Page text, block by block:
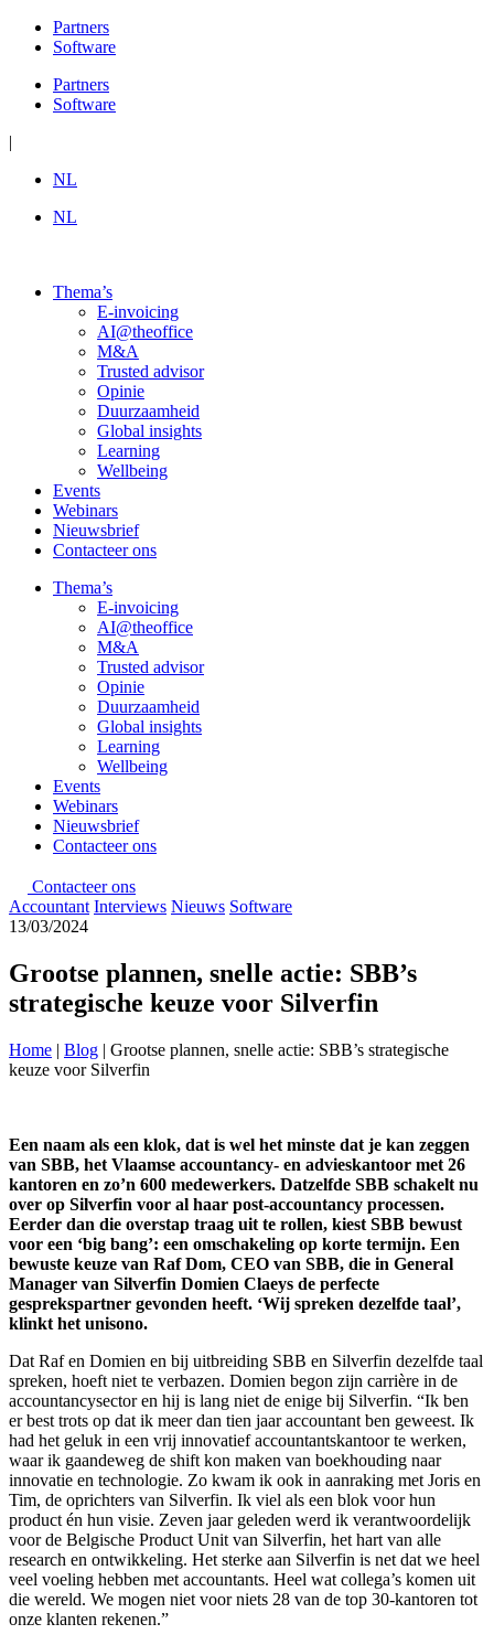
naar
inhoud
Partners
Software
Partners
Software
|
NL
NL
Thema’s
E-invoicing
AI@theoffice
M&A
Trusted advisor
Opinie
Duurzaamheid
Global insights
Learning
Wellbeing
Events
Webinars
Nieuwsbrief
Contacteer ons
Thema’s
E-invoicing
AI@theoffice
M&A
Trusted advisor
Opinie
Duurzaamheid
Global insights
Learning
Wellbeing
Events
Webinars
Nieuwsbrief
Contacteer ons
Contacteer ons
Accountant Interviews Nieuws Software
13/03/2024
Grootse plannen, snelle actie: SBB’s
strategische keuze voor Silverfin
Home | Blog | Grootse plannen, snelle actie: SBB’s strategische
keuze voor Silverfin
Een naam als een klok, dat is wel het minste dat je kan zeggen
van SBB, het Vlaamse accountancy- en advieskantoor met 26
kantoren en zo’n 600 medewerkers. Datzelfde SBB schakelt nu
over op Silverfin voor al haar post-accountancy processen.
Eerder dan die overstap traag uit te rollen, kiest SBB bewust
voor een ‘big bang’: een omschakeling op korte termijn. Een
bewuste keuze van Raf Dom, CEO van SBB, die in General
Manager van Silverfin Domien Claeys de perfecte
gesprekspartner gevonden heeft. ‘Wij spreken dezelfde taal’,
klinkt het unisono.
Dat Raf en Domien en bij uitbreiding SBB en Silverfin dezelfde taal
spreken, hoeft niet te verbazen. Domien begon zijn carrière in de
accountancysector en hij is lang niet de enige bij Silverfin. “Ik ben
er best trots op dat ik meer dan tien jaar accountant ben geweest. Ik
had het geluk in een vrij innovatief accountantskantoor te werken,
waar ik gaandeweg de shift kon maken van boekhouding naar
innovatie en technologie. Zo kwam ik ook in aanraking met Joris en
Tim, de oprichters van Silverfin. Ik viel als een blok voor hun
product én hun visie. Zeven jaar geleden werd ik verantwoordelijk
voor de Belgische Product Unit van Silverfin, het hart van alle
research en ontwikkeling. Het sterke aan Silverfin is net dat we heel
veel voeling hebben met accountants. Heel wat collega’s komen uit
die wereld. We mogen niet voor niets 28 van de top 30-kantoren tot
onze klanten rekenen.”